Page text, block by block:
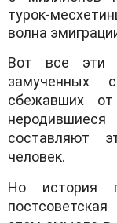
турок-
волна
Вот все эти
замученных
сбежавших
составляют
человек.
Но история